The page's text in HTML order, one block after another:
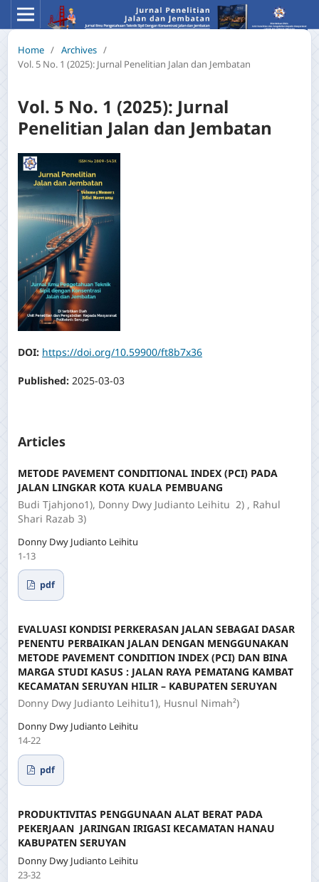
Home / Archives /
Vol. 5 No. 1 (2025): Jurnal Penelitian Jalan dan Jembatan
Vol. 5 No. 1 (2025): Jurnal
Penelitian Jalan dan Jembatan
DOI: https://doi.org/10.59900/ft8b7x36
Published: 2025-03-03
Articles
METODE PAVEMENT CONDITIONAL INDEX (PCI) PADA
JALAN LINGKAR KOTA KUALA PEMBUANG
Budi Tjahjono1), Donny Dwy Judianto Leihitu 2) , Rahul
Shari Razab 3)
Donny Dwy Judianto Leihitu
1-13
pdf
EVALUASI KONDISI PERKERASAN JALAN SEBAGAI DASAR
PENENTU PERBAIKAN JALAN DENGAN MENGGUNAKAN
METODE PAVEMENT CONDITION INDEX (PCI) DAN BINA
MARGA STUDI KASUS : JALAN RAYA PEMATANG KAMBAT
KECAMATAN SERUYAN HILIR – KABUPATEN SERUYAN
Donny Dwy Judianto Leihitu1), Husnul Nimah²)
Donny Dwy Judianto Leihitu
14-22
pdf
PRODUKTIVITAS PENGGUNAAN ALAT BERAT PADA
PEKERJAAN JARINGAN IRIGASI KECAMATAN HANAU
KABUPATEN SERUYAN
Donny Dwy Judianto Leihitu
23-32